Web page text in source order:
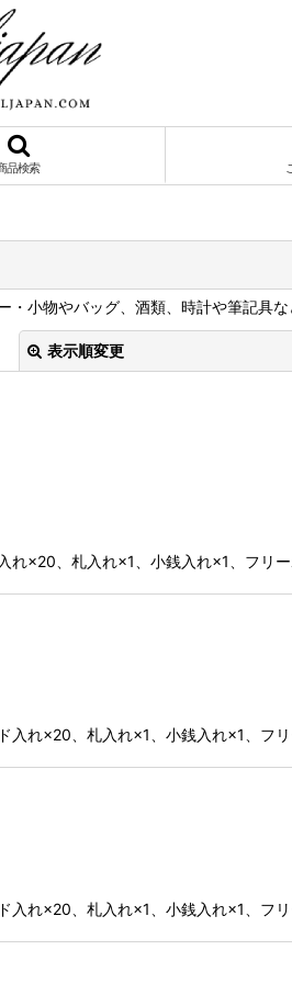
品検索
小物やバッグ、酒類、時計や筆記具
表示順変更
×20、札入れ×1、小銭入れ×1、フリ
れ×20、札入れ×1、小銭入れ×1、フ
れ×20、札入れ×1、小銭入れ×1、フ